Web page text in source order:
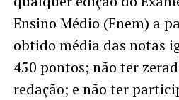
Ensino Médio (Enem) a
obtido média das notas
450 pontos; não ter
redação; e não ter